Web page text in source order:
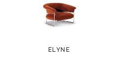
ELYNE